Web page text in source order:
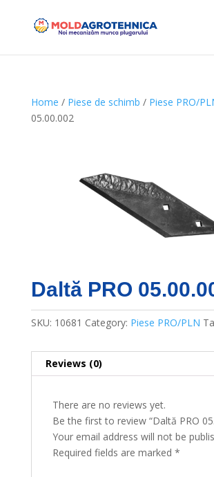
Home / Piese de schimb / Piese PRO/
05.00.002
Daltă PRO
SKU: 10681 Category: Piese PRO/PLN
Reviews (0)
There are no reviews yet.
Be the first to review “Daltă PRO
Your email address will not be
Required fields are marked *